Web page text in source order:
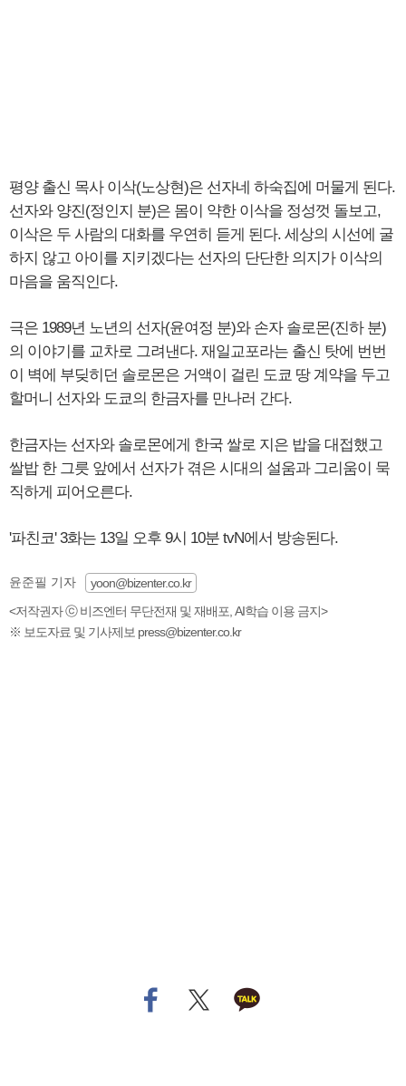
평양 출신 목사 이삭(노상현)은 선자네 하숙집에 머물게 된다.
선자와 양진(정인지 분)은 몸이 약한 이삭을 정성껏 돌보고,
이삭은 두 사람의 대화를 우연히 듣게 된다. 세상의 시선에 굴
하지 않고 아이를 지키겠다는 선자의 단단한 의지가 이삭의
마음을 움직인다.
극은 1989년 노년의 선자(윤여정 분)와 손자 솔로몬(진하 분)
의 이야기를 교차로 그려낸다. 재일교포라는 출신 탓에 번번
이 벽에 부딪히던 솔로몬은 거액이 걸린 도쿄 땅 계약을 두고
할머니 선자와 도쿄의 한금자를 만나러 간다.
한금자는 선자와 솔로몬에게 한국 쌀로 지은 밥을 대접했고
쌀밥 한 그릇 앞에서 선자가 겪은 시대의 설움과 그리움이 묵
직하게 피어오른다.
'파친코' 3화는 13일 오후 9시 10분 tvN에서 방송된다.
윤준필 기자
yoon@bizenter.co.kr
<저작권자 ⓒ 비즈엔터 무단전재 및 재배포, AI학습 이용 금지>
※ 보도자료 및 기사제보 press@bizenter.co.kr